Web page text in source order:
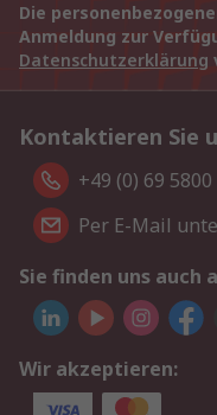
Die
Anmeldung zur
Datenschutzerklärung
Kontaktieren Sie
+49 (0) 69
Per E-Mail
Sie finden uns auch
Wir akzeptieren: